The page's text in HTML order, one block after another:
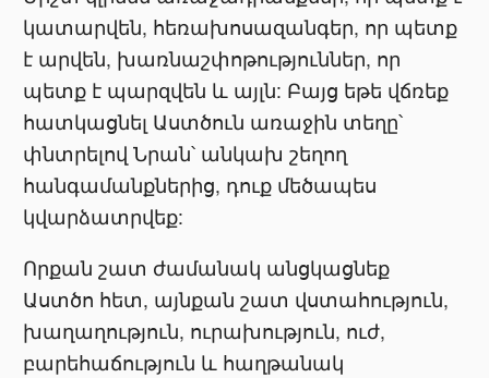
կատարվեն, հեռախոսազանգեր, որ պետք
է արվեն, խառնաշփոթություններ, որ
պետք է պարզվեն և այլն: Բայց եթե վճռեք
հատկացնել Աստծուն առաջին տեղը՝
փնտրելով Նրան՝ անկախ շեղող
հանգամանքներից, դուք մեծապես
կվարձատրվեք:
Որքան շատ ժամանակ անցկացնեք
Աստծո հետ, այնքան շատ վստահություն,
խաղաղություն, ուրախություն, ուժ,
բարեհաճություն և հաղթանակ